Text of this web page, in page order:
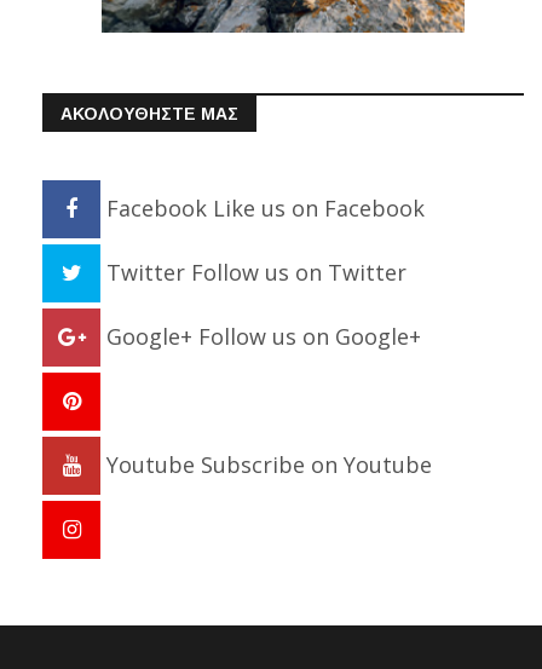
ΑΚΟΛΟΥΘΗΣΤΕ ΜΑΣ
Facebook Like us on Facebook
Twitter Follow us on Twitter
Google+ Follow us on Google+
Youtube Subscribe on Youtube